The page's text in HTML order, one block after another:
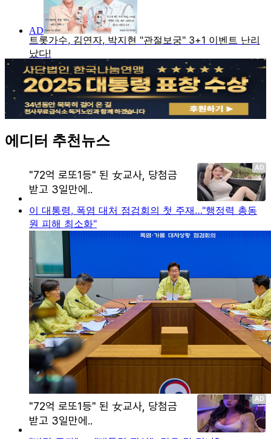
에디터 추천뉴스
이 대통령, 폭염 대처 점검회의 첫 주재…"행정력 총동
원 피해 최소화"